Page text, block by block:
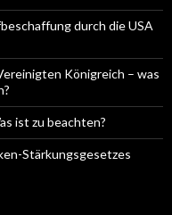
durch die USA
Königreich – was
ist zu beachten?
Stärkungsgesetzes